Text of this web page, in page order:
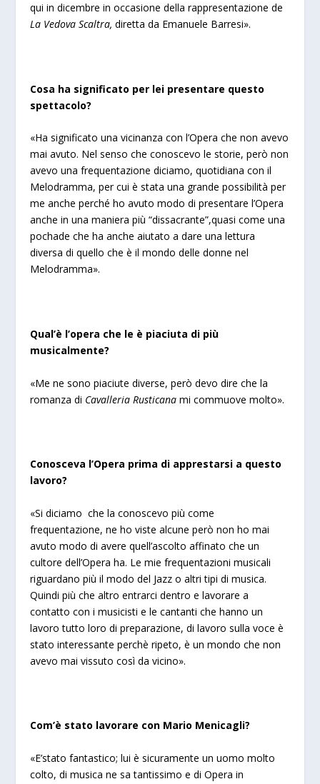
qui in dicembre in occasione della rappresentazione de
La Vedova Scaltra,diretta da Emanuele Barresi».
Cosa ha significato per lei presentare questo
spettacolo?
«Ha significato una vicinanza con l’Opera che non avevo
mai avuto. Nel senso che conoscevo le storie, però non
avevo una frequentazione diciamo, quotidiana con il
Melodramma, per cui è stata una grande possibilità per
me anche perché ho avuto modo di presentare l’Opera
anche in una maniera più “dissacrante”,quasi come una
pochade che ha anche aiutato a dare una lettura
diversa di quello che è il mondo delle donne nel
Melodramma».
Qual’è l’opera che le è piaciuta di più
musicalmente?
«Me ne sono piaciute diverse, però devo dire che la
romanza di Cavalleria Rusticanami commuove molto».
Conosceva l’Opera prima di apprestarsi a questo
lavoro?
«Si diciamo che la conoscevo più come
frequentazione, ne ho viste alcune però non ho mai
avuto modo di avere quell’ascolto affinato che un
cultore dell’Opera ha. Le mie frequentazioni musicali
riguardano più il modo del Jazz o altri tipi di musica.
Quindi più che altro entrarci dentro e lavorare a
contatto con i musicisti e le cantanti che hanno un
lavoro tutto loro di preparazione, di lavoro sulla voce è
stato interessante perchè ripeto, è un mondo che non
avevo mai vissuto così da vicino».
Com’è stato lavorare con Mario Menicagli?
«E’stato fantastico; lui è sicuramente un uomo molto
colto, di musica ne sa tantissimo e di Opera in